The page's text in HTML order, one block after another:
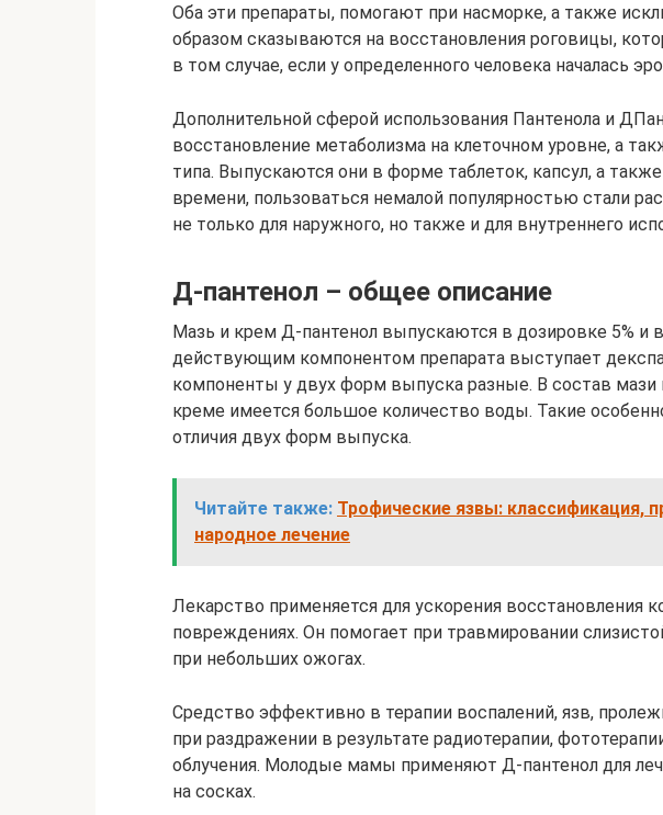
Оба эти препараты, помогают при насморке, а также
образом сказываются на восстановления роговицы,
в том случае, если у определенного человека началась
Дополнительной сферой использования Пантенола и
восстановление метаболизма на клеточном уровне, а
типа. Выпускаются они в форме таблеток, капсул, а
времени, пользоваться немалой популярностью стали
не только для наружного, но также и для внутреннего
Д-пантенол – общее описание
Мазь и крем Д-пантенол выпускаются в дозировке 5% и
действующим компонентом препарата выступает
компоненты у двух форм выпуска разные. В состав мази
креме имеется большое количество воды. Такие
отличия двух форм выпуска.
Читайте также: Трофические язвы: классификация,
народное лечение
Лекарство применяется для ускорения восстановления
повреждениях. Он помогает при травмировании
при небольших ожогах.
Средство эффективно в терапии воспалений, язв,
при раздражении в результате радиотерапии,
облучения. Молодые мамы применяют Д-пантенол для
на сосках.